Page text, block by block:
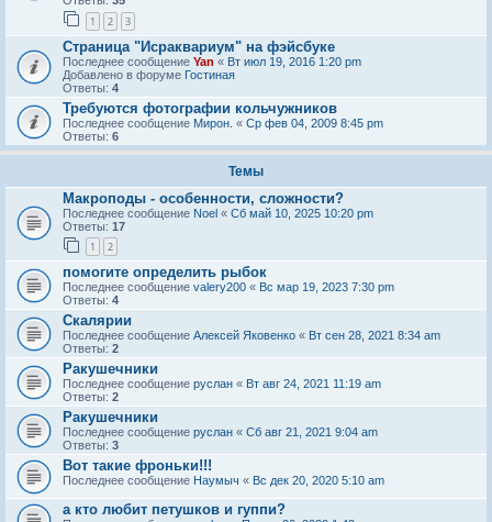
1 2 3
Страница "Исраквариум" на фэйсбуке
Последнее сообщение Yan « Вт июл 19, 2016 1:20 pm
Добавлено в форуме Гостиная
Ответы: 4
Требуются фотографии кольчужников
Последнее сообщение Мирон. « Ср фев 04, 2009 8:45 pm
Ответы: 6
Темы
Макроподы - особенности, сложности?
Последнее сообщение Noel « Сб май 10, 2025 10:20 pm
Ответы: 17
1 2
помогите определить рыбок
Последнее сообщение valery200 « Вс мар 19, 2023 7:30 pm
Ответы: 4
Скалярии
Последнее сообщение Алексей Яковенко « Вт сен 28, 2021 8:34 am
Ответы: 2
Ракушечники
Последнее сообщение руслан « Вт авг 24, 2021 11:19 am
Ответы: 2
Ракушечники
Последнее сообщение руслан « Сб авг 21, 2021 9:04 am
Ответы: 3
Вот такие фроньки!!!
Последнее сообщение Наумыч « Вс дек 20, 2020 5:10 am
а кто любит петушков и гуппи?